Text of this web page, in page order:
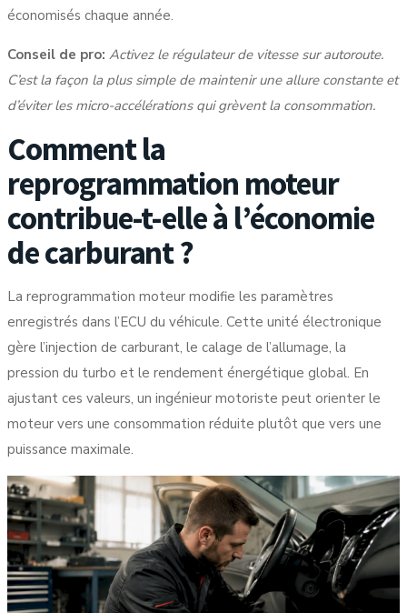
économisés chaque année.
Conseil de pro: Activez le régulateur de vitesse sur autoroute.
C’est la façon la plus simple de maintenir une allure constante et
d’éviter les micro-accélérations qui grèvent la consommation.
Comment la
reprogrammation moteur
contribue-t-elle à l’économie
de carburant ?
La reprogrammation moteur modifie les paramètres
enregistrés dans l’ECU du véhicule. Cette unité électronique
gère l’injection de carburant, le calage de l’allumage, la
pression du turbo et le rendement énergétique global. En
ajustant ces valeurs, un ingénieur motoriste peut orienter le
moteur vers une consommation réduite plutôt que vers une
puissance maximale.